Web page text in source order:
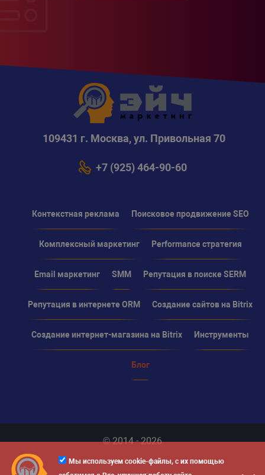
Мы используем cookie-файлы, с их помощью
109431 г. Москва, ул. Привольная 70
+7 (925) 464-90-60
Контекстная реклама Поисковое продвижение SEO
Комплексный маркетинг Performance стратегия
Email маркетинг SMM Репутация в поиске SERM
Репутация в интернете ORM Создание сайтов на Bitrix
Создание интернет-магазина на Bitrix Инструменты
Блог
© 2014 - 2026